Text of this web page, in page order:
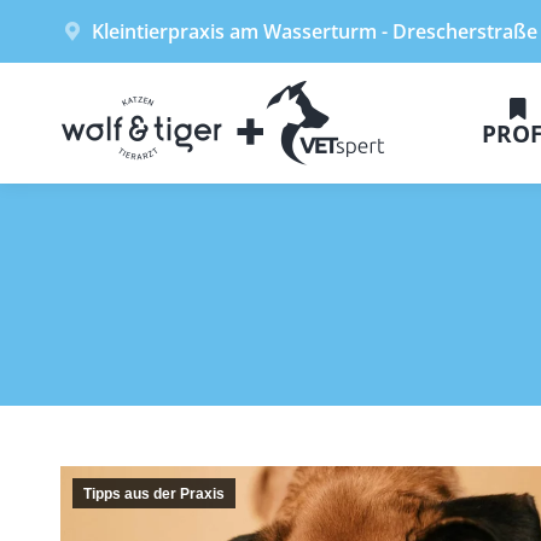
Kleintierpraxis am Wasserturm - Drescherstraße
Tipps aus der Praxis